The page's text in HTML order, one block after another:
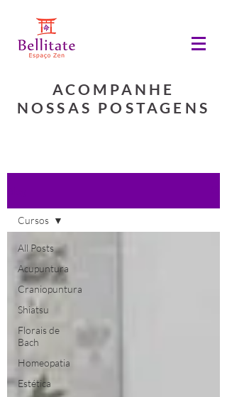
ACOMPANHE
NOSSAS POSTAGENS
All Posts
Acupuntura
Craniopuntura
Shiatsu
Florais de
Bach
Homeopatia
Estética
Cursos